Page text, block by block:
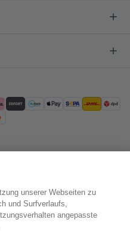
unserer Webseiten zu
und Surfverlaufs,
angepasste